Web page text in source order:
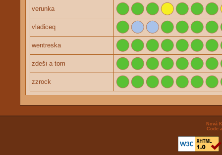
verunka
vladiceq
wentreska
zdeši a tom
zzrock
Nová
Code